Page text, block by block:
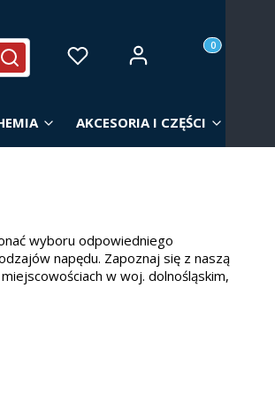
Szukaj
Ulubione Zaloguj się Produkty w
Koszyk
AKCESORIA I CZĘŚCI
wyboru odpowiedniego
napędu. Zapoznaj się z naszą
w woj. dolnośląskim,